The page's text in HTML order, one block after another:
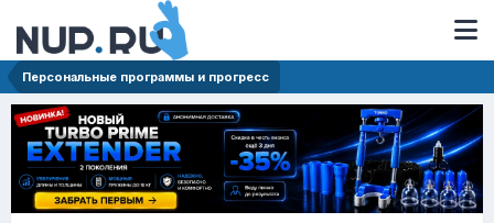
Персональные программы и прогресс